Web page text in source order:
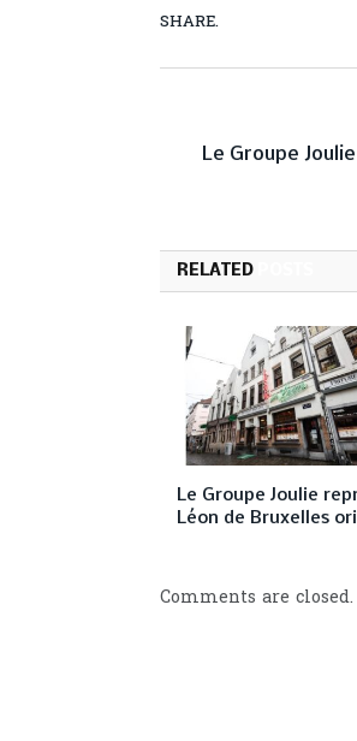
SHARE.
Le Groupe
RELATED
Le Groupe Joulie
Léon de Bruxelles
Comments are closed.